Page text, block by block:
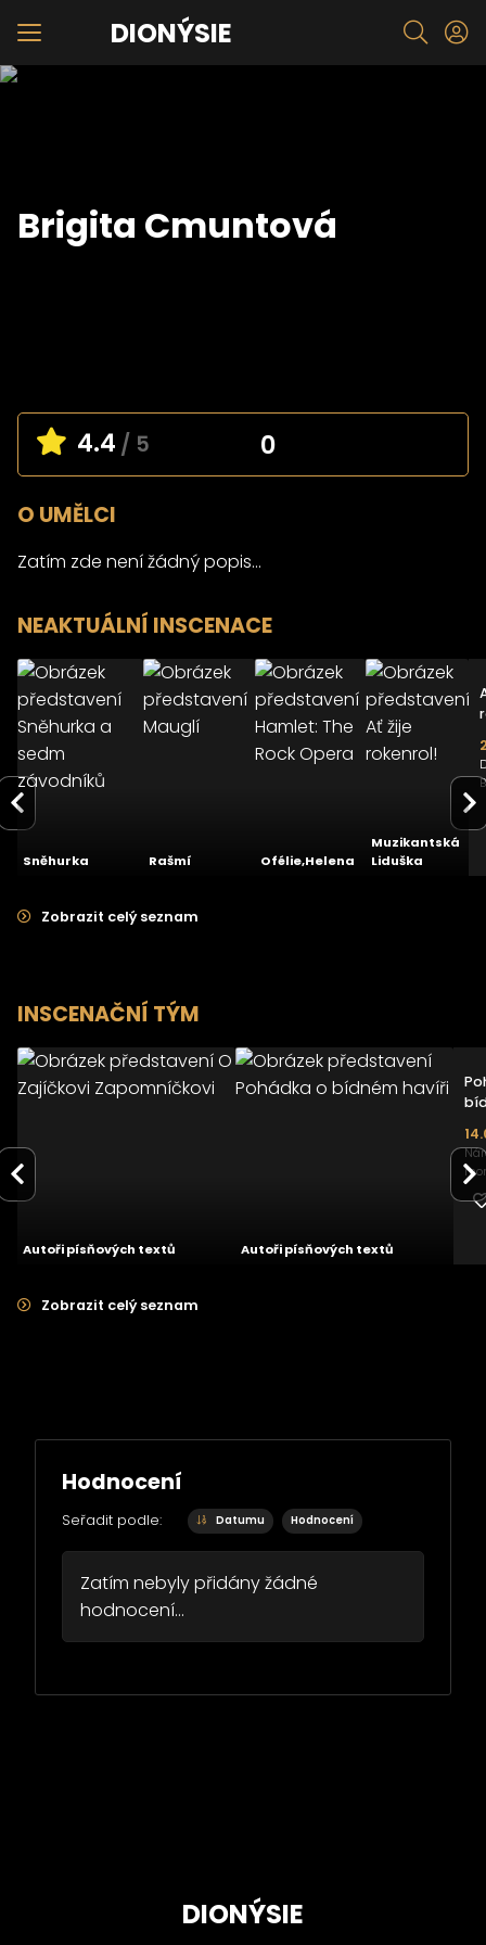
DIONÝSIE
Brigita Cmuntová
4.4 / 5 0
O UMĚLCI
Zatím zde není žádný popis...
NEAKTUÁLNÍ INSCENACE
Sněhurka
>
Sněhurka a
sedm
závodníků
Rašmí
>
Mauglí
12.09.2013
Divadlo
Ofélie,Helena
>
Hamlet:
The Rock
Opera
22.03.2012
Divadlo
-
Muzikantská
Liduška
>
Zobrazit celý seznam
INSCENAČNÍ TÝM
Autoři písňových textů
O Zajíčkovi
Autoři písňových textů
Zobrazit celý seznam
Hodnocení
Seřadit podle: Datumu Hodnocení
Zatím nebyly přidány žádné
hodnocení...
DIONÝSIE